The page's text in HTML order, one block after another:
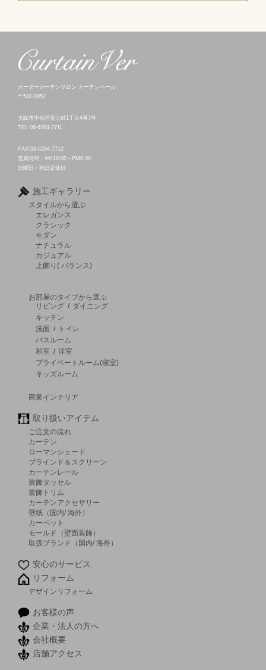
オーダーカーテンサロン カーテンベール
〒541-0052
大阪市中央区安土町1丁目4番7号
TEL:06-6264-7711
FAX:06-6264-7712
営業時間：AM10:00～PM6:00
日曜日・祝日定休日
施工ギャラリー
スタイルから選ぶ
エレガンス
クラシック
モダン
ナチュラル
カジュアル
上飾り( バランス)
お部屋のタイプから選ぶ
リビング / ダイニング
キッチン
洗面 /
トイレ
バスルーム
和室 / 洋室
プライベートルーム(寝室)
キッズルーム
商業インテリア
取り扱いアイテム
ご注文の流れ
カーテン
ローマンシェード
ブラインド＆スクリーン
カーテンレール
装飾タッセル
装飾トリム
カーテンアクセサリー
壁紙（国内/ 海外）
カーペット
モールド（壁面装飾）
取扱ブランド（国内/ 海外）
安心のサービス
リフォーム
デザインリフォーム
お客様の声
企業・法人の方へ
会社概要
店舗アクセス